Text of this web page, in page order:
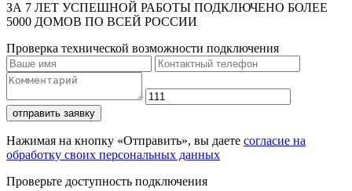
ЗА 7 ЛЕТ УСПЕШНОЙ РАБОТЫ ПОДКЛЮЧЕНО БОЛЕЕ
5000 ДОМОВ ПО ВСЕЙ РОССИИ
Проверка технической возможности подключения
отправить заявку
Нажимая на кнопку «Отправить», вы даете согласие на
обработку своих персональных данных
Проверьте доступность подключения